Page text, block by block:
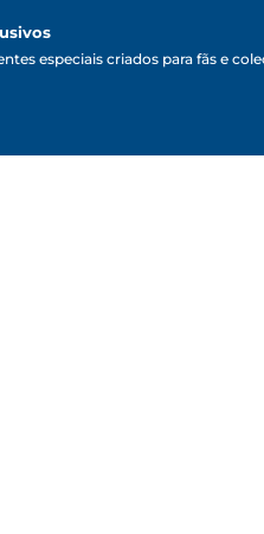
especiais criados para fãs e